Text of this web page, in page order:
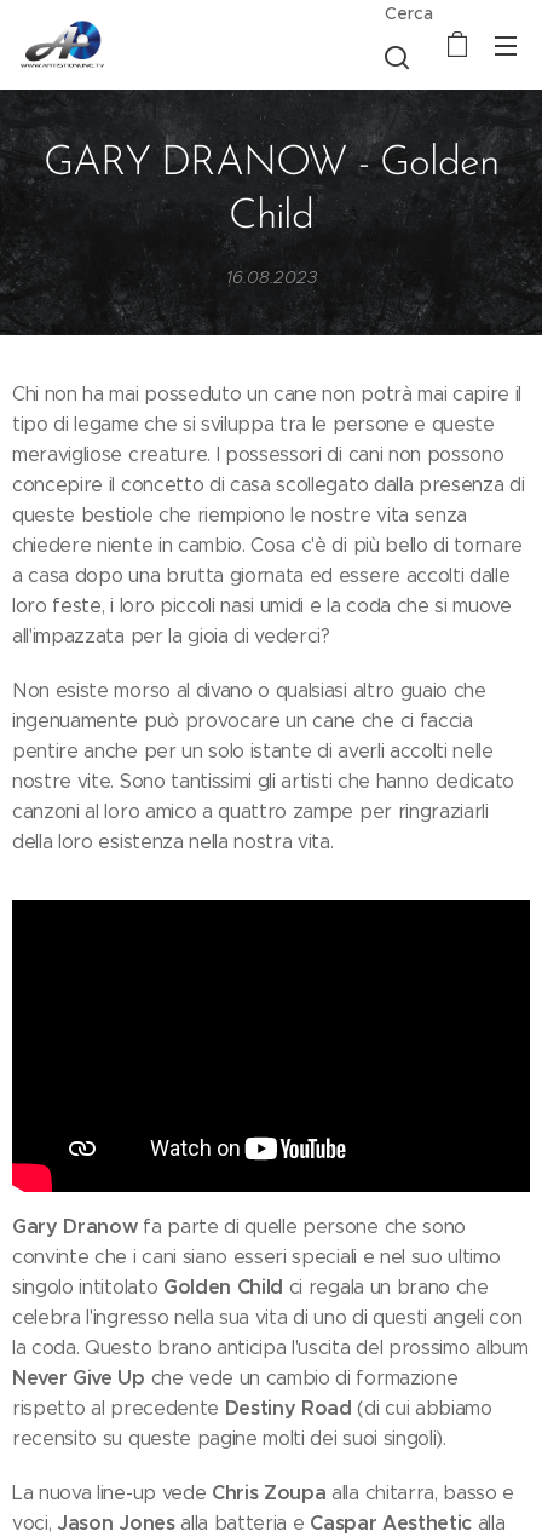
Cerca
GARY DRANOW - Golden
Child
16.08.2023
Chi non ha mai posseduto un cane non potrà mai capire il
tipo di legame che si sviluppa tra le persone e queste
meravigliose creature. I possessori di cani non possono
concepire il concetto di casa scollegato dalla presenza di
queste bestiole che riempiono le nostre vita senza
chiedere niente in cambio. Cosa c'è di più bello di tornare
a casa dopo una brutta giornata ed essere accolti dalle
loro feste, i loro piccoli nasi umidi e la coda che si muove
all'impazzata per la gioia di vederci?
Non esiste morso al divano o qualsiasi altro guaio che
ingenuamente può provocare un cane che ci faccia
pentire anche per un solo istante di averli accolti nelle
nostre vite. Sono tantissimi gli artisti che hanno dedicato
canzoni al loro amico a quattro zampe per ringraziarli
della loro esistenza nella nostra vita.
Gary Dranowfa parte di quelle persone che sono
convinte che i cani siano esseri speciali e nel suo ultimo
singolo intitolato Golden Child ci regala un brano che
celebra l'ingresso nella sua vita di uno di questi angeli con
la coda. Questo brano anticipa l'uscita del prossimo album
Never Give Up che vede un cambio di formazione
rispetto al precedente Destiny Road (di cui abbiamo
recensito su queste pagine molti dei suoi singoli).
La nuova line-up vede Chris Zoupa alla chitarra, basso e
voci, Jason Jonesalla batteria e Caspar Aesthetic alla